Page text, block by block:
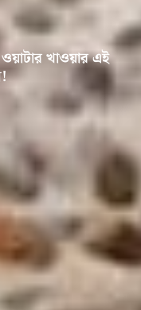
খাওয়ার এই